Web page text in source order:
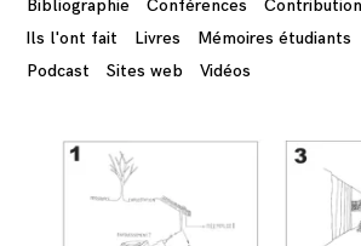
Bibliographie
Conférences
Ils l'ont fait
Livres Mémoires étudiants
Podcast
Sites web Vidéos